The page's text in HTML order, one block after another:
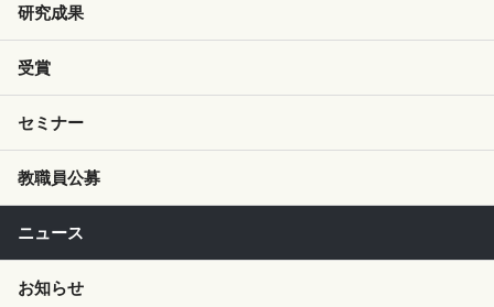
研究成果
受賞
セミナー
教職員公募
ニュース
お知らせ